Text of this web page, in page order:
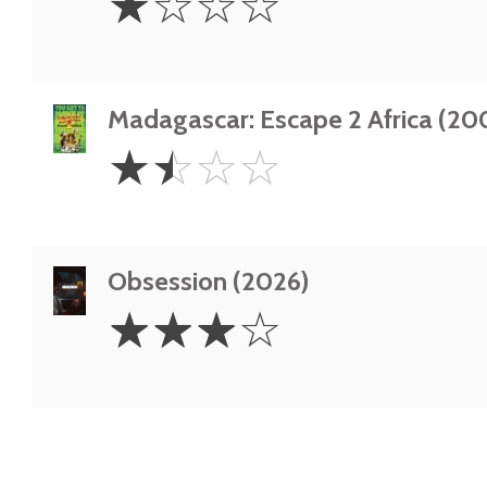
Star
Madagascar: Escape 2 Africa
1.5
Stars
☆☆☆☆
Obsession (2026)
Stars
☆☆☆☆